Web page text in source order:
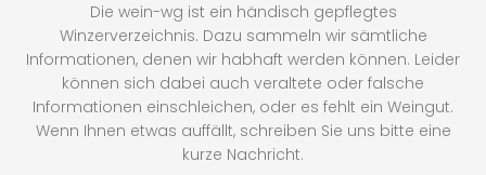
Die wein-wg ist ein händisch gepflegtes
Winzerverzeichnis. Dazu sammeln wir sämtliche
Informationen, denen wir habhaft werden können. Leider
können sich dabei auch veraltete oder falsche
Informationen einschleichen, oder es fehlt ein Weingut.
Wenn Ihnen etwas auffällt, schreiben Sie uns bitte eine
kurze Nachricht.